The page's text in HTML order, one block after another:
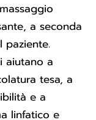
a seconda
paziente.
aiutano a
tesa, a
e a
linfatico e